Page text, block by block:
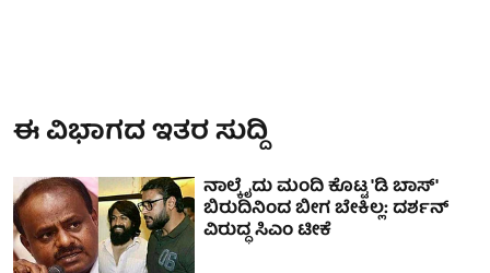
ಈ ವಿಭಾಗದ ಇತರ ಸುದ್ದಿ
ನಾಲ್ಕೈದು ಮಂದಿ ಕೊಟ್ಟ 'ಡಿ ಬಾಸ್'
ಬಿರುದಿನಿಂದ ಬೀಗ ಬೇಕಿಲ್ಲ: ದರ್ಶನ್
ವಿರುದ್ಧ ಸಿಎಂ ಟೀಕೆ